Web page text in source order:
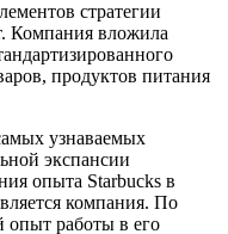
стратегии
Компания вложила
продуктов питания
узнаваемых
экспансии
опыта Starbucks в
компания. По
опыт работы в его